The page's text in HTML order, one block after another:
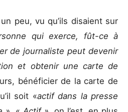
peu, vu qu’ils disaient sur
qui exerce, fût-ce à
de journaliste peut devenir
et obtenir une carte de
bénéficier de la carte de
soit «actif dans la presse